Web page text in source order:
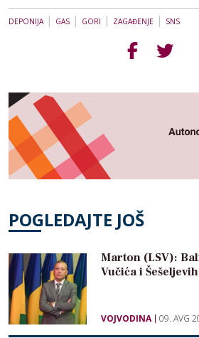
DEPONIJA| GAS | GORI | ZAGAĐENJE | SNS
POGLEDAJTE JOŠ
Marton (LSV):
Vučića i
VOJVODINA 09. AVG